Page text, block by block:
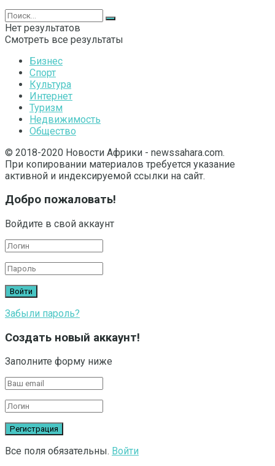
Нет результатов
Смотреть все результаты
Бизнес
Спорт
Культура
Интернет
Туризм
Недвижимость
Общество
© 2018-2020 Новости Африки - newssahara.com.
При копировании материалов требуется указание
активной и индексируемой ссылки на сайт.
Добро пожаловать!
Войдите в свой аккаунт
Забыли пароль?
Создать новый аккаунт!
Заполните форму ниже
Все поля обязательны. Войти